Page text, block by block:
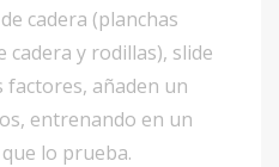
cadera (planchas
y rodillas), slide
añaden un
entrenando en un
lo prueba.